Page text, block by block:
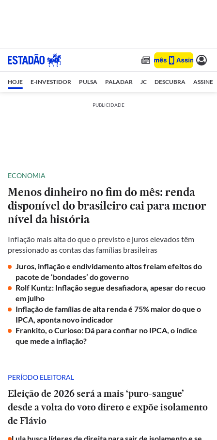
HOJE E-INVESTIDOR PULSA PALADAR JC DESCUBRA ASSINE
PUBLICIDADE
ECONOMIA
Menos dinheiro no fim do mês: renda
disponível do brasileiro cai para menor
nível da história
Inflação mais alta do que o previsto e juros elevados têm
pressionado as contas das famílias brasileiras
Juros, inflação e endividamento altos freiam efeitos do
pacote de ‘bondades’ do governo
Rolf Kuntz: Inflação segue desafiadora, apesar do recuo
em julho
Inflação de famílias de alta renda é 75% maior do que o
IPCA, aponta novo indicador
Frankito, o Curioso: Dá para confiar no IPCA, o índice
que mede a inflação?
PERÍODO ELEITORAL
Eleição de 2026 será a mais ‘puro-sangue’
desde a volta do voto direto e expõe isolamento
de Flávio